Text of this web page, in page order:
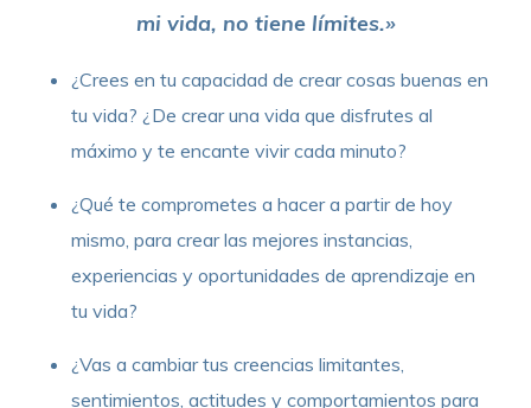
mi vida, no tiene límites.»
¿Crees en tu capacidad de crear cosas buenas en
tu vida? ¿De crear una vida que disfrutes al
máximo y te encante vivir cada minuto?
¿Qué te comprometes a hacer a partir de hoy
mismo, para crear las mejores instancias,
experiencias y oportunidades de aprendizaje en
tu vida?
¿Vas a cambiar tus creencias limitantes,
sentimientos, actitudes y comportamientos para